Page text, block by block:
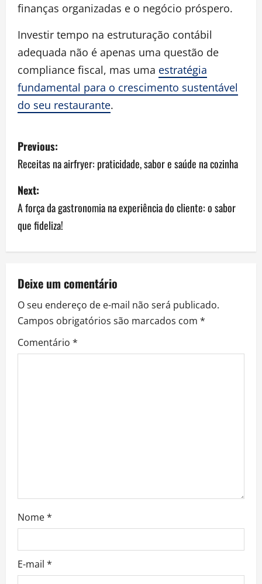
finanças organizadas e o negócio próspero.
Investir tempo na estruturação contábil
adequada não é apenas uma questão de
compliance fiscal, mas uma estratégia
fundamental para o crescimento sustentável
do seu restaurante.
P
o
s
t
n
v
i
g
a
Previous:
Receitas na airfryer: praticidade, sabor e saúde na cozinha
Next:
A força da gastronomia na experiência do cliente: o sabor
que fideliza!
Deixe um comentário
O seu endereço de e-mail não será publicado.
Campos obrigatórios são marcados com *
Comentário *
Nome*
E-mail *